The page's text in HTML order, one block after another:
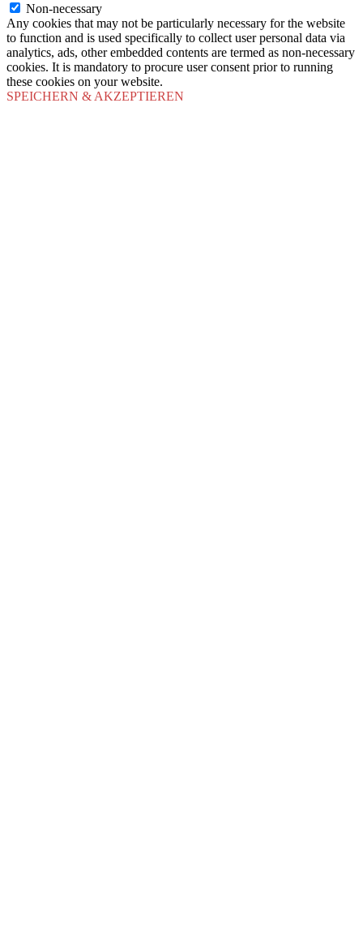
Non-necessary
Any cookies that may not be particularly necessary for the website
to function and is used specifically to collect user personal data via
analytics, ads, other embedded contents are termed as non-necessary
cookies. It is mandatory to procure user consent prior to running
these cookies on your website.
SPEICHERN & AKZEPTIEREN